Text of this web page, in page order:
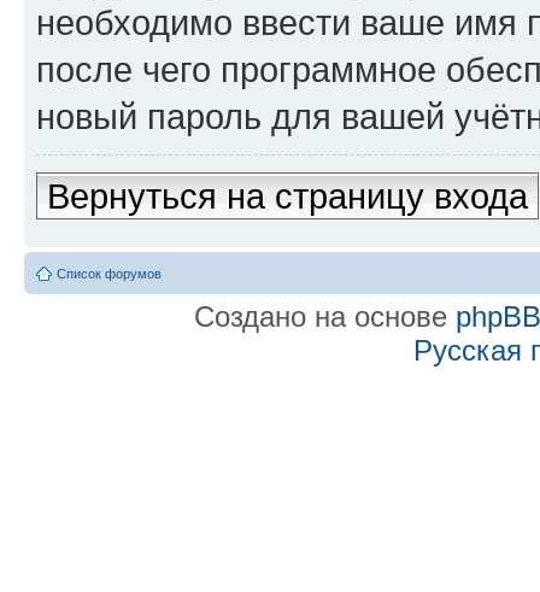
необходимо ввести ваше имя
после чего программное
новый пароль для вашей
Вернуться на страницу входа
Список форумов
Создано на основе phpBB
Русская